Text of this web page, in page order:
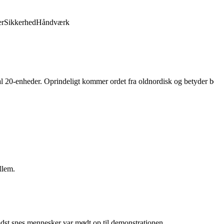
SikkerhedHåndværk
20-enheder. Oprindeligt kommer ordet fra oldnordisk og